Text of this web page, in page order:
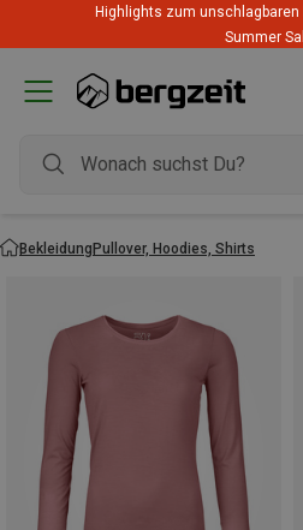
Highlights zum unschlagbaren
Summer
BekleidungPullover, Hoodies, Shirts